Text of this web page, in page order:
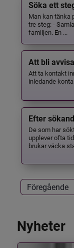
Söka ett
Man kan tänka
tre steg: -
familjen. En ...
Att bli
Att ta kontakt
inledande
Efter
De som har
upplever ofta
brukar väcka
Föregående
Nyheter